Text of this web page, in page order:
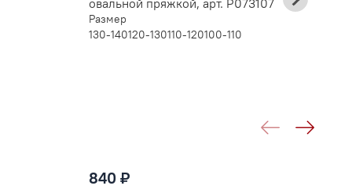
овальной пряжкой, арт. Р073107
Размер
130-140120-130110-120100-110
840 ₽